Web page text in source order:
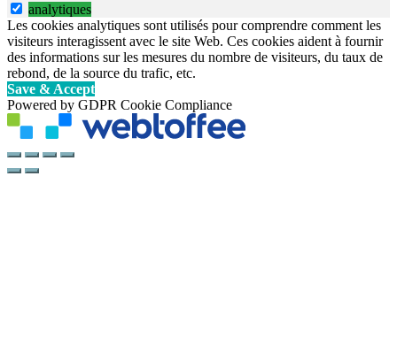
analytiques
Les cookies analytiques sont utilisés pour comprendre comment les
visiteurs interagissent avec le site Web. Ces cookies aident à fournir
des informations sur les mesures du nombre de visiteurs, du taux de
rebond, de la source du trafic, etc.
Save & Accept
Powered by GDPR Cookie Compliance